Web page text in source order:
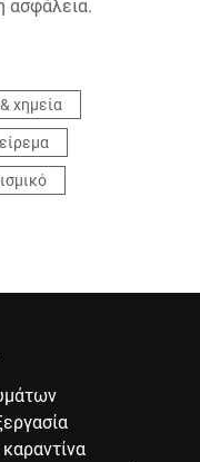
ασφάλεια.
χημεία